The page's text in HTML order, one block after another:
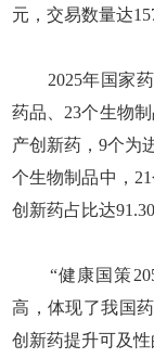
元，交易数量达
2025年国家药
药品、23个生物
产创新药，9个为
个生物制品中，
创新药占比达
“健康国策
高，体现了我国
创新药提升可及性